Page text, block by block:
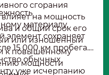
сгорания
на мощность
и общий срок его
или изношенный
к повышенному
мощности
материалу,
сохраняет
15 000 км пробега.
обычных
уже исчерпанию